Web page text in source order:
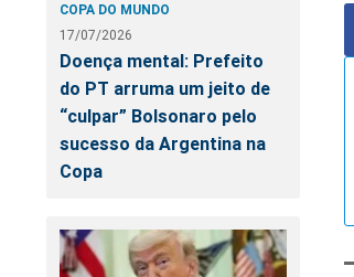
COPA DO MUNDO
17/07/2026
Doença mental: Prefeito
do PT arruma um jeito de
“culpar” Bolsonaro pelo
sucesso da Argentina na
Copa